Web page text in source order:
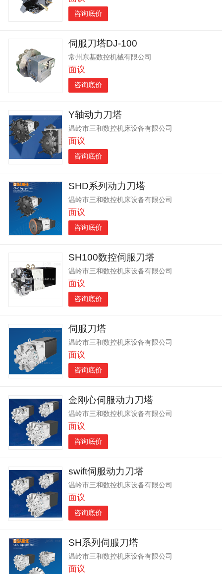
咨询底价
伺服刀塔DJ-100
常州东基数控机械有限公司
面议
咨询底价
Y轴动力刀塔
温岭市三和数控机床设备有限公司
面议
咨询底价
SHD系列动力刀塔
温岭市三和数控机床设备有限公司
面议
咨询底价
SH100数控伺服刀塔
温岭市三和数控机床设备有限公司
面议
咨询底价
伺服刀塔
温岭市三和数控机床设备有限公司
面议
咨询底价
金刚心伺服动力刀塔
温岭市三和数控机床设备有限公司
面议
咨询底价
swift伺服动力刀塔
温岭市三和数控机床设备有限公司
面议
咨询底价
SH系列伺服刀塔
温岭市三和数控机床设备有限公司
面议